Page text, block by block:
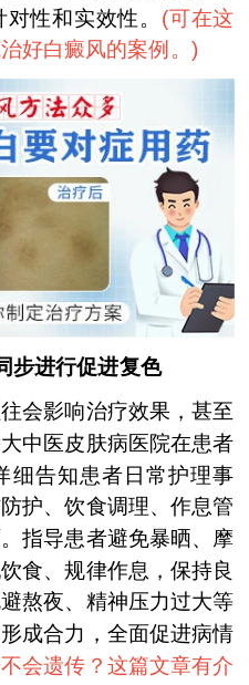
性和实效性。 (可在这
好白癜风的案例。 )
进行促进复色
影响治疗效果，甚至
中医皮肤病医院在患者
细告知患者日常护理事
护、饮食调理、作息管
指导患者避免暴晒、摩
食、规律作息，保持良
熬夜、精神压力过大等
成合力，全面促进病情
会遗传？这篇文章有介